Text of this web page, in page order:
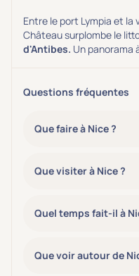
Entre le port Lympia et la
Château surplombe le
d'Antibes. Un panorama
Questions fréquentes
Que faire à Nice ?
Que visiter à Nice ?
Quel temps fait-il à
Que voir autour de